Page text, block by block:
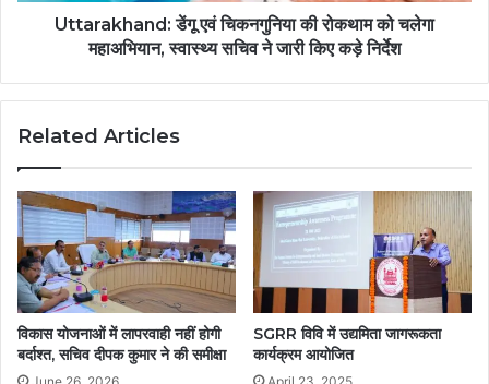
Uttarakhand: डेंगू एवं चिकनगुनिया की रोकथाम को चलेगा
महाअभियान, स्वास्थ्य सचिव ने जारी किए कड़े निर्देश
Related Articles
विकास योजनाओं में लापरवाही नहीं होगी
बर्दाश्त, सचिव दीपक कुमार ने की समीक्षा
SGRR विवि में उद्यमिता जागरूकता
कार्यक्रम आयोजित